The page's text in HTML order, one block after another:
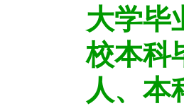
大学毕
校本科
人、本